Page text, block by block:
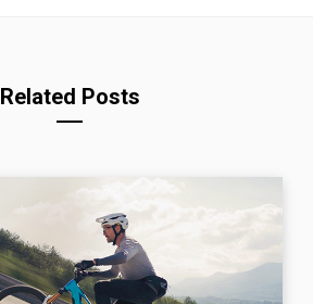
Related Posts